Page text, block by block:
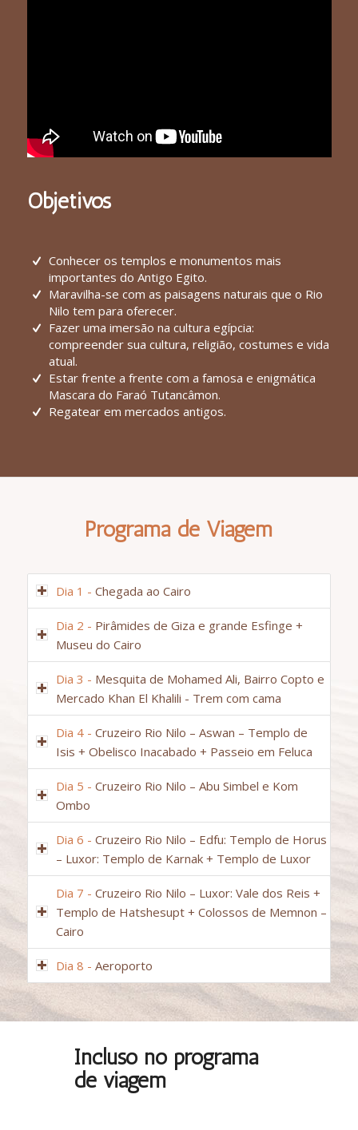
Objetivos
Conhecer os templos e monumentos mais
importantes do Antigo Egito.
Maravilha-se com as paisagens naturais que o Rio
Nilo tem para oferecer.
Fazer uma imersão na cultura egípcia:
compreender sua cultura, religião, costumes e vida
atual.
Estar frente a frente com a famosa e enigmática
Mascara do Faraó Tutancâmon.
Regatear em mercados antigos.
Programa de Viagem
Dia 1 - Chegada ao Cairo
Dia 2 - Pirâmides de Giza e grande Esfinge +
Museu do Cairo
Dia 3 - Mesquita de Mohamed Ali, Bairro Copto e
Mercado Khan El Khalili - Trem com cama
Dia 4 - Cruzeiro Rio Nilo – Aswan – Templo de
Isis + Obelisco Inacabado + Passeio em Feluca
Dia 5 - Cruzeiro Rio Nilo – Abu Simbel e Kom
Ombo
Dia 6 - Cruzeiro Rio Nilo – Edfu: Templo de Horus
– Luxor: Templo de Karnak + Templo de Luxor
Dia 7 - Cruzeiro Rio Nilo – Luxor: Vale dos Reis +
Templo de Hatshesupt + Colossos de Memnon –
Cairo
Dia 8 - Aeroporto
Incluso no programa
de viagem